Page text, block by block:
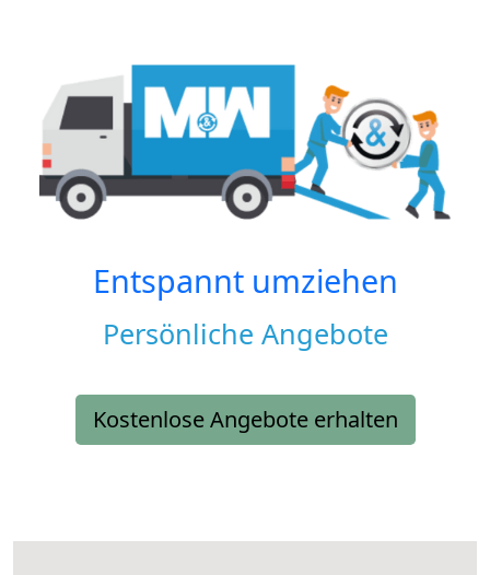
Entspannt umziehen
Persönliche Angebote
Kostenlose Angebote erhalten